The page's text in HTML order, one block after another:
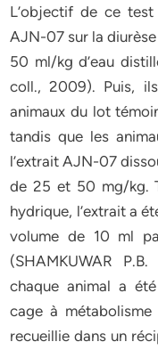
L’objectif de ce test
AJN-07 sur la
50 ml/kg d’eau
coll., 2009). Puis,
animaux du lot
tandis que les
l’extrait AJN-07
de 25 et 50 mg/kg.
hydrique, l’extrait a
volume de 10 ml
(SHAMKUWAR
chaque animal a
cage à
recueillie dans un